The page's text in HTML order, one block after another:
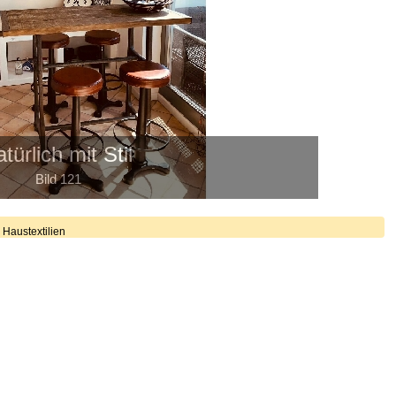
mit Stil
Bild 121
Haustextilien